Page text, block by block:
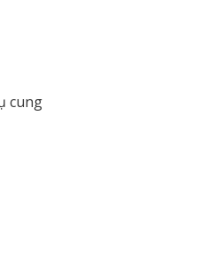
cung